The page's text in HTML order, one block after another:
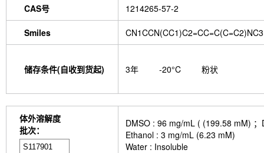
CAS号 1214265-57-2
Smiles
储存条件(自收到货起) 3年 -20°C 粉状
体外溶解度
批次：
DMSO : 96 mg/mL ( (199.58 mM)
Ethanol : 3 mg/mL (6.23 mM)
Water : Insoluble